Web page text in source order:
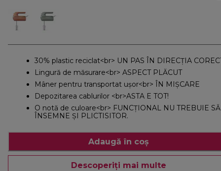
30% plastic reciclat<br> UN PAS ÎN DIRECȚIA
Lingură de măsurare<br> ASPECT PLĂCUT
Mâner pentru transportat ușor<br> ÎN MIȘCARE
Depozitarea cablurilor <br>ASTA E TOT!
O notă de culoare<br> FUNCȚIONAL NU TREBUIE SĂ
ÎNSEMNE ȘI PLICTISITOR.
Adaugă în coș
Descoperiți mai multe